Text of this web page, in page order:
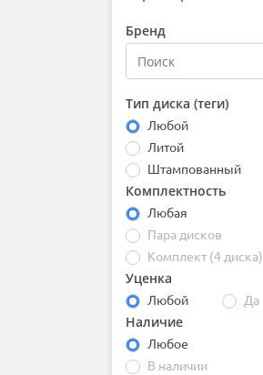
Бренд
Тип диска (теги)
Любой
Литой
Штампованный
Комплектность
Любая
Пара дисков
Комплект (4 диска)
Уценка
Любой Да
Наличие
Любое
В наличии